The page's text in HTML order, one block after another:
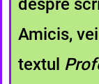
despre
Amicis,
textul